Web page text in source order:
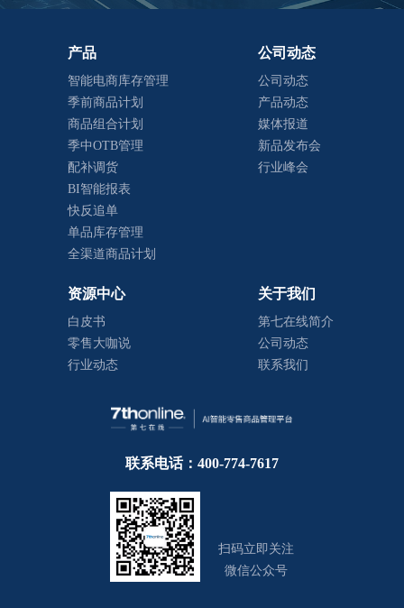
产品
智能电商库存管理
季前商品计划
商品组合计划
季中OTB管理
配补调货
BI智能报表
快反追单
单品库存管理
全渠道商品计划
公司动态
公司动态
产品动态
媒体报道
新品发布会
行业峰会
资源中心
白皮书
零售大咖说
行业动态
关于我们
第七在线简介
公司动态
联系我们
联系电话：400-774-7617
扫码立即关注
微信公众号